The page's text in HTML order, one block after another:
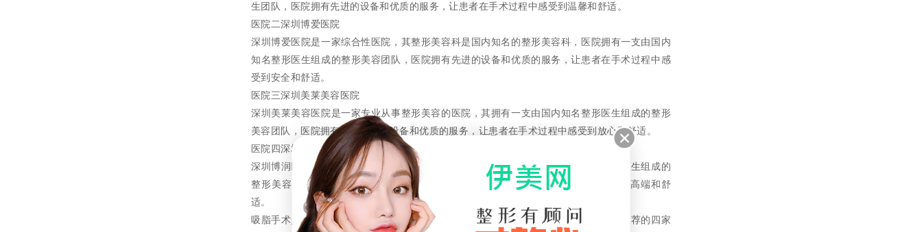
生团队，医院拥有先进的设备和优质的服务，让患者在手术过程中感受到温馨和舒适。
医院二深圳博爱医院
深圳博爱医院是一家综合性医院，其整形美容科是国内知名的整形美容科，医院拥有一支由国内
知名整形医生组成的整形美容团队，医院拥有先进的设备和优质的服务，让患者在手术过程中感
受到安全和舒适。
医院三深圳美莱美容医院
深圳美莱美容医院是一家专业从事整形美容的医院，其拥有一支由国内知名整形医生组成的整形
美容团队，医院拥有国际一流的设备和优质的服务，让患者在手术过程中感受到放心和舒适。
医院四深圳博润医疗美容医院
深圳博润医疗美容医院是一家专业从事整形美容的医院，其拥有一支由国内知名整形医生组成的
整形美容团队，医院拥有世界一流的设备和专业的服务，让患者在手术过程中感受到高端和舒
适。
吸脂手术是一项需要高超技术的手术，选择一家专业的整形医院是非常重要的。以上推荐的四家